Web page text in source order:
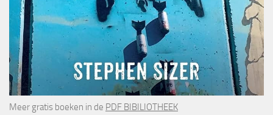
Meer gratis boeken in de PDF BIBILIOTHEEK